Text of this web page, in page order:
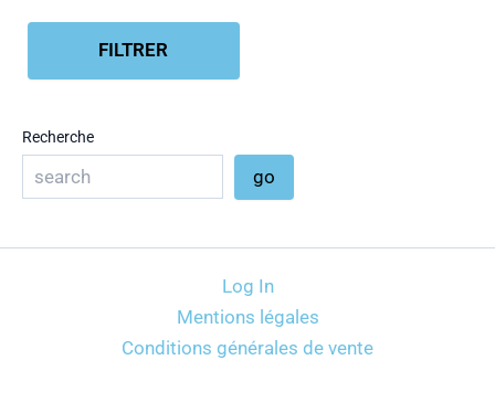
FILTRER
Recherche
go
Log In
Mentions légales
Conditions générales de vente